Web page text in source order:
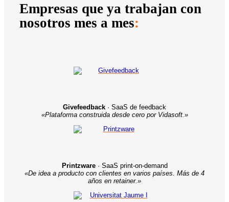
Empresas que ya trabajan con
nosotros mes a mes:
Givefeedback · SaaS de feedback
«Plataforma construida desde cero por Vidasoft.»
Printzware· SaaS print-on-demand
«De idea a producto con clientes en varios países. Más de 4
años en retainer.»